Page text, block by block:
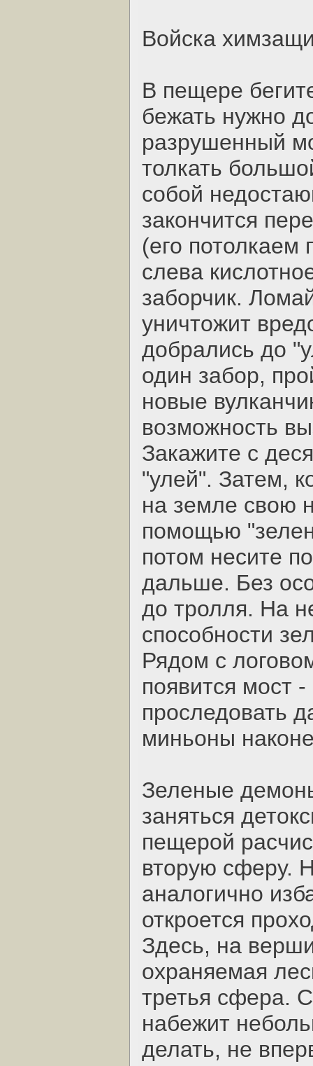
Войска
В пещере
бежать нужно
разрушенный
толкать
собой
закончится
(его потолкаем
слева
заборчик.
уничтожит
добрались до
один забор,
новые
возможность
Закажите с
"улей". Затем,
на земле свою
помощью
потом несите
дальше. Без
до тролля. На
способности
Рядом с
появится мост
проследовать
миньоны
Зеленые
заняться
пещерой
вторую сферу.
аналогично
откроется
Здесь, на
охраняемая
третья сфера.
набежит
делать, не